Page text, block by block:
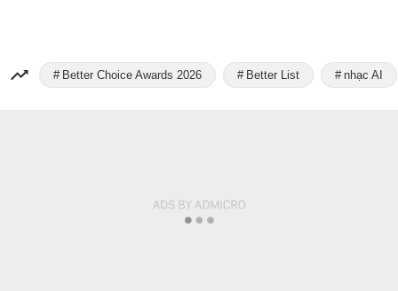
Better Choice Awards 2026 Better List nhạc AI